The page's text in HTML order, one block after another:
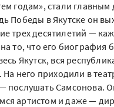
годам», стали
Победы в Якутске он
трех десятилетий —
то, что его биография
Якутск, вся
На него приходили в
послушать Самсонова.
артистом и даже —